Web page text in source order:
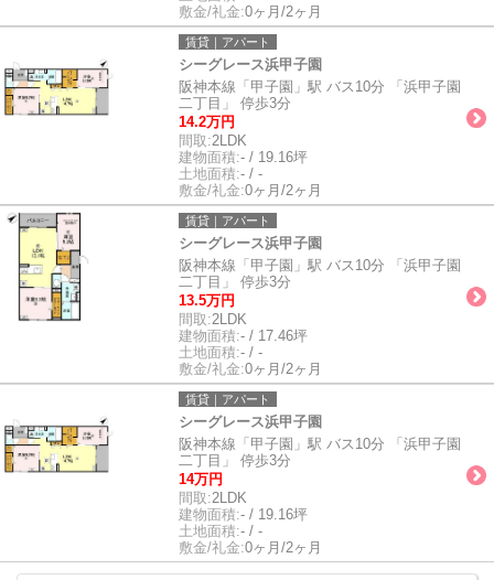
敷金/礼金:0ヶ月/2ヶ月
賃貸｜アパート
シーグレース浜甲子園
阪神本線「甲子園」駅 バス10分 「浜甲子園
二丁目」 停歩3分
14.2万円
間取:2LDK
建物面積:- / 19.16坪
土地面積:- / -
敷金/礼金:0ヶ月/2ヶ月
賃貸｜アパート
シーグレース浜甲子園
阪神本線「甲子園」駅 バス10分 「浜甲子園
二丁目」 停歩3分
13.5万円
間取:2LDK
建物面積:- / 17.46坪
土地面積:- / -
敷金/礼金:0ヶ月/2ヶ月
賃貸｜アパート
シーグレース浜甲子園
阪神本線「甲子園」駅 バス10分 「浜甲子園
二丁目」 停歩3分
14万円
間取:2LDK
建物面積:- / 19.16坪
土地面積:- / -
敷金/礼金:0ヶ月/2ヶ月